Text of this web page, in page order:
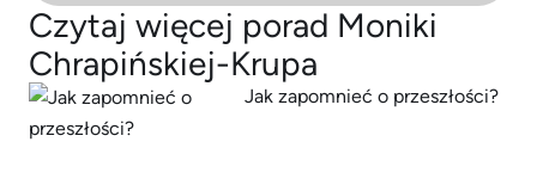
Czytaj więcej porad Moniki
Chrapińskiej-Krupa
Jak zapomnieć o przeszłości?